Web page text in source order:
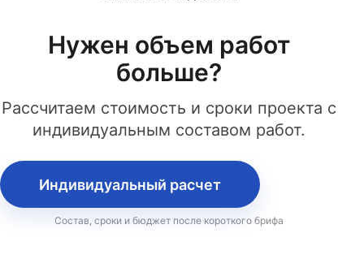
Нужен объем работ
больше?
Рассчитаем стоимость и сроки проекта с
индивидуальным составом работ.
Индивидуальный расчет
Состав, сроки и бюджет после короткого брифа